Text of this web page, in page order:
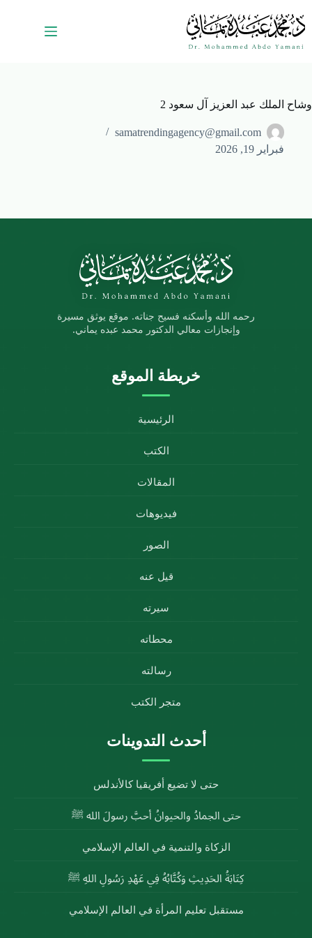
وشاح الملك عبد العزيز آل سعود 2
samatrendingagency@gmail.com
فبراير 19, 2026
رحمه الله وأسكنه فسيح جناته. موقع يوثق مسيرة
وإنجازات معالي الدكتور محمد عبده يماني.
خريطة الموقع
الرئيسية
الكتب
المقالات
فيديوهات
الصور
قيل عنه
سيرته
محطاته
رسالته
متجر الكتب
أحدث التدوينات
حتى لا تضيع أفريقيا كالأندلس
حتى الجمادُ والحيوانُ أحبَّ رسولَ الله ﷺ
الزكاة والتنمية في العالم الإسلامي
كِتَابَةُ الحَدِيثِ وَكُتَّابُهُ فِي عَهْدِ رَسُولِ اللهِ ﷺ
مستقبل تعليم المرأة في العالم الإسلامي